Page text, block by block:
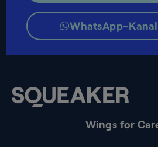
Wings for
WhatsApp-